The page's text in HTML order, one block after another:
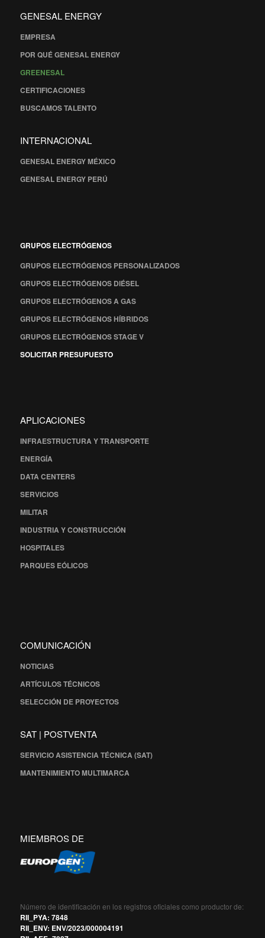
GENESAL ENERGY
EMPRESA
POR QUÉ GENESAL ENERGY
GREENESAL
CERTIFICACIONES
BUSCAMOS TALENTO
INTERNACIONAL
GENESAL ENERGY MÉXICO
GENESAL ENERGY PERÚ
GRUPOS ELECTRÓGENOS
GRUPOS ELECTRÓGENOS PERSONALIZADOS
GRUPOS ELECTRÓGENOS DIÉSEL
GRUPOS ELECTRÓGENOS A GAS
GRUPOS ELECTRÓGENOS HÍBRIDOS
GRUPOS ELECTRÓGENOS STAGE V
SOLICITAR PRESUPUESTO
APLICACIONES
INFRAESTRUCTURA Y TRANSPORTE
ENERGÍA
DATA CENTERS
SERVICIOS
MILITAR
INDUSTRIA Y CONSTRUCCIÓN
HOSPITALES
PARQUES EÓLICOS
COMUNICACIÓN
NOTICIAS
ARTÍCULOS TÉCNICOS
SELECCIÓN DE PROYECTOS
SAT | POSTVENTA
SERVICIO ASISTENCIA TÉCNICA (SAT)
MANTENIMIENTO MULTIMARCA
MIEMBROS DE
Número de identificación en los registros oficiales como productor de:
RII_PYA: 7848
RII_ENV: ENV/2023/000004191